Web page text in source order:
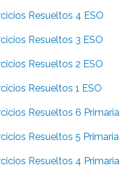
Resueltos 4 ESO
Resueltos 3 ESO
Resueltos 2 ESO
Resueltos 1 ESO
Resueltos 6 Primaria
Resueltos 5 Primaria
Resueltos 4 Primaria